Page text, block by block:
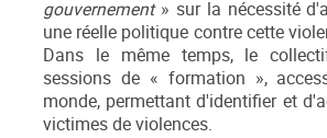
gouvernement» sur la nécessité
une réelle politique contre cette
Dans le même temps, le
sessions de « formation »,
monde, permettant d'identifier et
victimes de violences.